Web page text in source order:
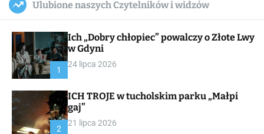
c
a
a
s
W
i
e
l
c
Ulubione naszych Czytelników i widzów
1
Ich „Dobry chłopiec” powalczy o Złote Lwy
w Gdyni
24 lipca 2026
2
ICH TROJE w tucholskim parku „Małpi
gaj”
21 lipca 2026